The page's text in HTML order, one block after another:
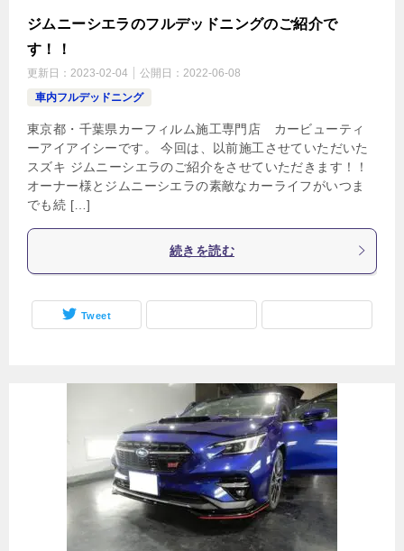
ジムニーシエラのフルデッドニングのご紹介で
す！！
更新日： 2023-02-04 公開日： 2022-06-08
車内フルデッドニング
東京都・千葉県カーフィルム施工専門店 カービューティ
ーアイアイシーです。 今回は、以前施工させていただいた
スズキ ジムニーシエラのご紹介をさせていただきます！！
オーナー様とジムニーシエラの素敵なカーライフがいつま
でも続 […]
続きを読む
Tweet